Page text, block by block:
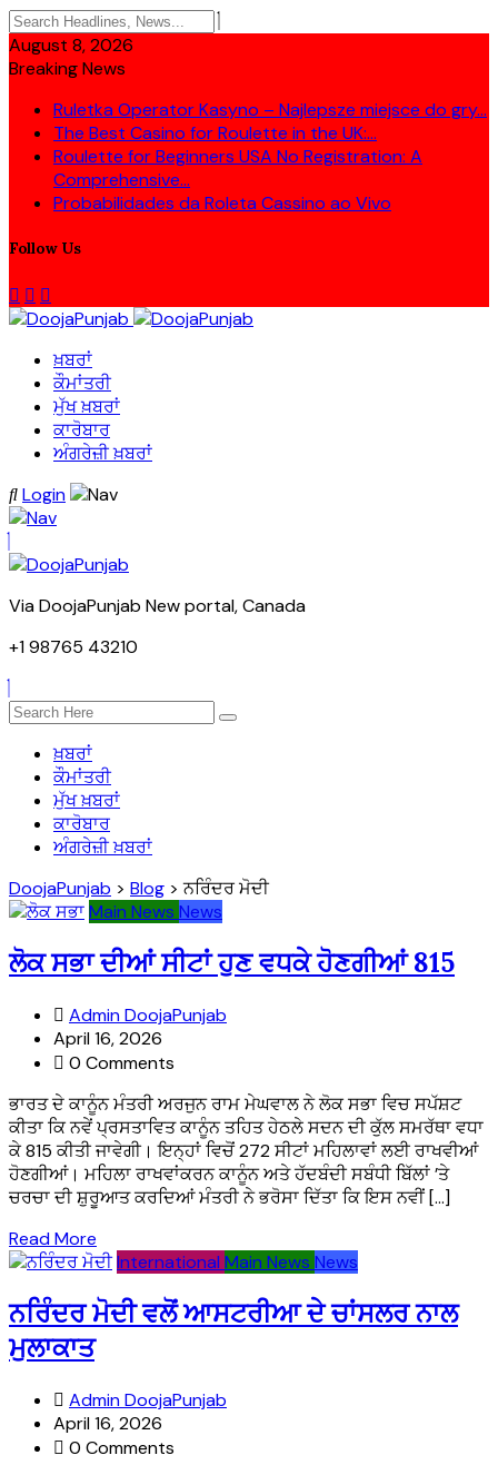
August 8, 2026
Breaking News
Ruletka Operator Kasyno – Najlepsze miejsce do gry...
The Best Casino for Roulette in the UK:...
Roulette for Beginners USA No Registration: A
Comprehensive...
Probabilidades da Roleta Cassino ao Vivo
Follow Us
ਖ਼ਬਰਾਂ
ਕੌਮਾਂਤਰੀ
ਮੁੱਖ ਖ਼ਬਰਾਂ
ਕਾਰੋਬਾਰ
ਅੰਗਰੇਜ਼ੀ ਖ਼ਬਰਾਂ
Login
Via DoojaPunjab New portal, Canada
+1 98765 43210
ਖ਼ਬਰਾਂ
ਕੌਮਾਂਤਰੀ
ਮੁੱਖ ਖ਼ਬਰਾਂ
ਕਾਰੋਬਾਰ
ਅੰਗਰੇਜ਼ੀ ਖ਼ਬਰਾਂ
DoojaPunjab > Blog >ਨਰਿੰਦਰ ਮੋਦੀ
Main News News
ਲੋਕ ਸਭਾ ਦੀਆਂ ਸੀਟਾਂ ਹੁਣ ਵਧਕੇ ਹੋਣਗੀਆਂ 815
Admin DoojaPunjab
April 16, 2026
0 Comments
ਭਾਰਤ ਦੇ ਕਾਨੂੰਨ ਮੰਤਰੀ ਅਰਜੁਨ ਰਾਮ ਮੇਘਵਾਲ ਨੇ ਲੋਕ ਸਭਾ ਵਿਚ ਸਪੱਸ਼ਟ
ਕੀਤਾ ਕਿ ਨਵੇਂ ਪ੍ਰਸਤਾਵਿਤ ਕਾਨੂੰਨ ਤਹਿਤ ਹੇਠਲੇ ਸਦਨ ਦੀ ਕੁੱਲ ਸਮਰੱਥਾ ਵਧਾ
ਕੇ 815 ਕੀਤੀ ਜਾਵੇਗੀ। ਇਨ੍ਹਾਂ ਵਿਚੋਂ 272 ਸੀਟਾਂ ਮਹਿਲਾਵਾਂ ਲਈ ਰਾਖਵੀਆਂ
ਹੋਣਗੀਆਂ। ਮਹਿਲਾ ਰਾਖਵਾਂਕਰਨ ਕਾਨੂੰਨ ਅਤੇ ਹੱਦਬੰਦੀ ਸਬੰਧੀ ਬਿੱਲਾਂ ’ਤੇ
ਚਰਚਾ ਦੀ ਸ਼ੁਰੂਆਤ ਕਰਦਿਆਂ ਮੰਤਰੀ ਨੇ ਭਰੋਸਾ ਦਿੱਤਾ ਕਿ ਇਸ ਨਵੀਂ […]
Read More
International Main News News
ਨਰਿੰਦਰ ਮੋਦੀ ਵਲੋਂ ਆਸਟਰੀਆ ਦੇ ਚਾਂਸਲਰ ਨਾਲ
ਮੁਲਾਕਾਤ
Admin DoojaPunjab
April 16, 2026
0 Comments